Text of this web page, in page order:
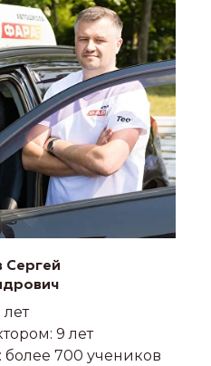
Сергей
лет
9 лет
более 700 учеников